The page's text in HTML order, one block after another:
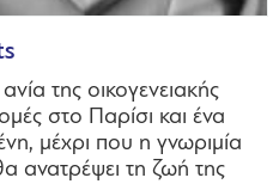
της οικογενειακής
στο Παρίσι και ένα
μέχρι που η γνωριμία
ανατρέψει τη ζωή της